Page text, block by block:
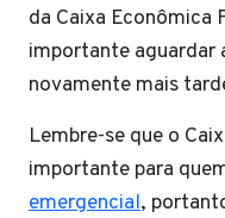
da Caixa Econômica
importante aguardar
novamente mais
Lembre-se que o
importante para
emergencial,